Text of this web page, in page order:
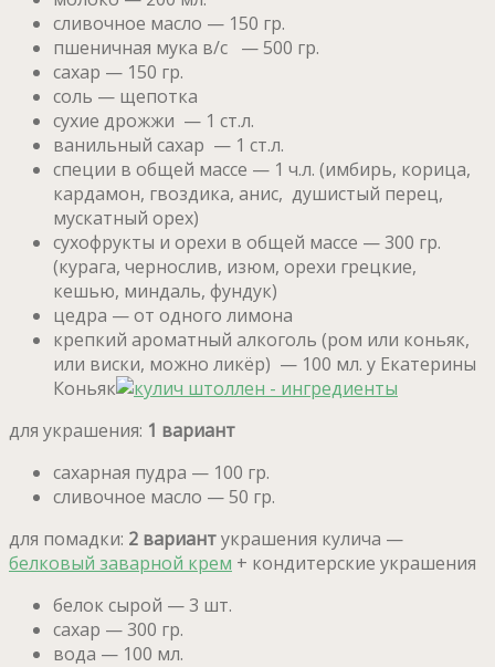
сливочное масло — 150 гр.
пшеничная мука в/с — 500 гр.
сахар — 150 гр.
соль — щепотка
сухие дрожжи — 1 ст.л.
ванильный сахар — 1 ст.л.
специи в общей массе — 1 ч.л. (имбирь, корица,
кардамон, гвоздика, анис, душистый перец,
мускатный орех)
сухофрукты и орехи в общей массе — 300 гр.
(курага, чернослив, изюм, орехи грецкие,
кешью, миндаль, фундук)
цедра — от одного лимона
крепкий ароматный алкоголь (ром или коньяк,
или виски, можно ликёр) — 100 мл. у Екатерины
Коньяк
для украшения: 1 вариант
сахарная пудра — 100 гр.
сливочное масло — 50 гр.
для помадки: 2 вариантукрашения кулича —
белковый заварной крем + кондитерские украшения
белок сырой — 3 шт.
сахар — 300 гр.
вода — 100 мл.